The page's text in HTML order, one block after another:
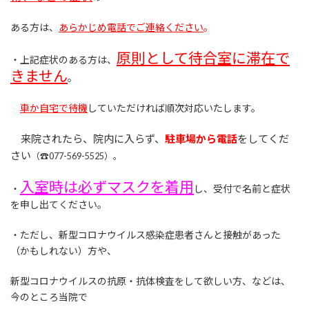
ある方は、 あらかじめ電話でご連絡ください。
・上記症状のある方は、 原則として待合室に滞在で
きません。
車か自宅で待機 していただければ順次対応いたします。
来院されたら、院内に入らず、 駐車場から電話をしてくだ
さい （☎077-569-5525）。
・ 入室時は必ずマスクを着用 し、受付で名前と症状
を申し出てください。
・ただし、新型コロナウイルス感染症患者さんと接触があった
（かもしれない）方や、
新型コロナウイルスの抗原・抗体検査をして欲しい方、などは、
今のところ当院で